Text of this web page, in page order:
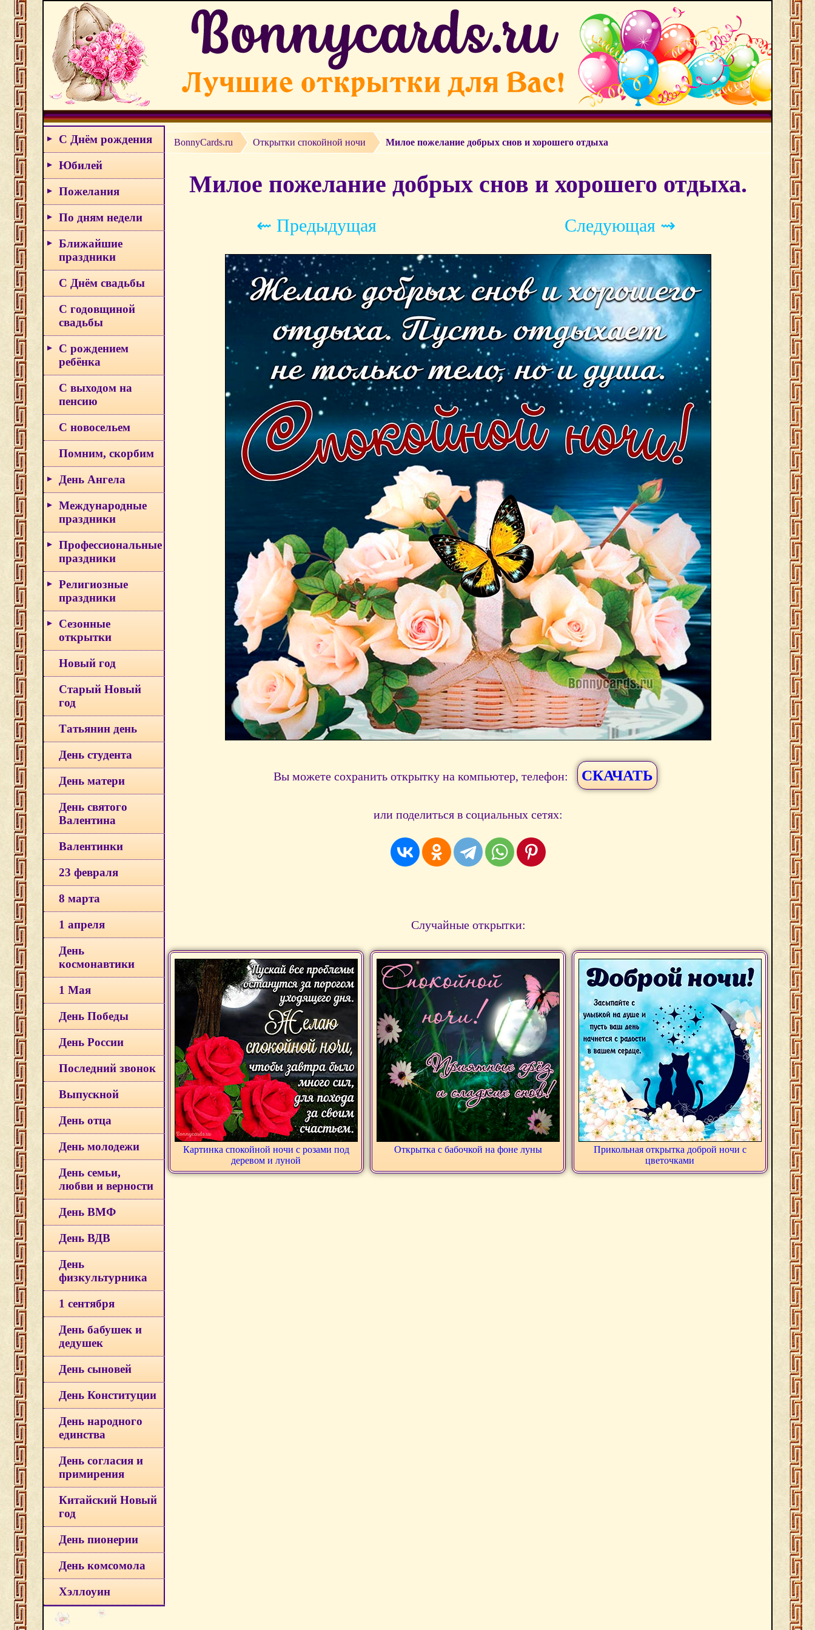
С Днём рождения
Юбилей
Пожелания
По дням недели
Ближайшие
праздники
С Днём свадьбы
С годовщиной
свадьбы
С рождением
ребёнка
С выходом на
пенсию
С новосельем
Помним, скорбим
День Ангела
Международные
праздники
Профессиональные
праздники
Религиозные
праздники
Сезонные
открытки
Новый год
Старый Новый
год
Татьянин день
День студента
День матери
День святого
Валентина
Валентинки
23 февраля
8 марта
1 апреля
День
космонавтики
1 Мая
День Победы
День России
Последний звонок
Выпускной
День отца
День молодежи
День семьи,
любви и верности
День ВМФ
День ВДВ
День
физкультурника
1 сентября
День бабушек и
дедушек
День сыновей
День Конституции
День народного
единства
День согласия и
примирения
Китайский Новый
год
День пионерии
День комсомола
Хэллоуин
BonnyCards.ru Открытки cпокойной ночи Милое пожелание добрых снов и хорошего отдыха
Милое пожелание добрых снов и хорошего отдыха.
⇜ Предыдущая Следующая ⇝
Вы можете сохранить открытку на компьютер, телефон: СКАЧАТЬ
или поделиться в социальных сетях:
Случайные открытки:
Картинка спокойной ночи с розами под
деревом и луной
Открытка с бабочкой на фоне луны
Прикольная открытка доброй ночи с
цветочками